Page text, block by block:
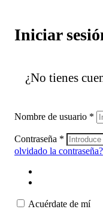
Iniciar
¿No tienes
Nombre de usuario *
Contraseña *
olvidado la contraseña?
Acuérdate de mí